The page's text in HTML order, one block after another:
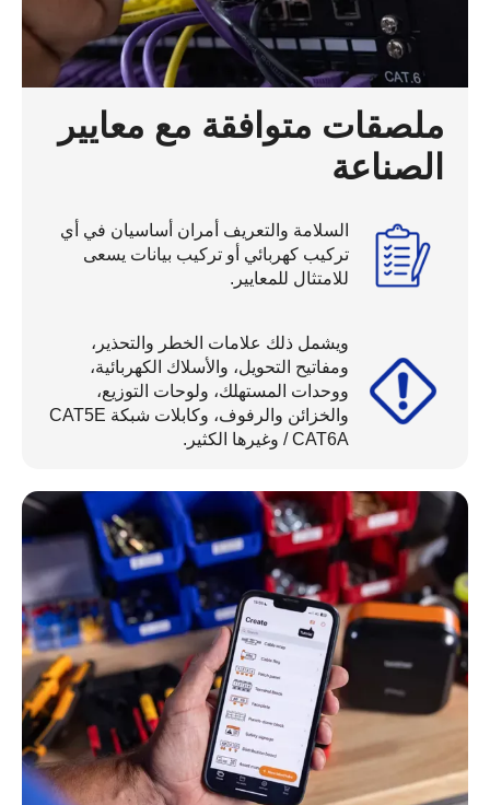
ملصقات متوافقة مع معايير
الصناعة
السلامة والتعريف أمران أساسيان في أي
تركيب كهربائي أو تركيب بيانات يسعى
للامتثال للمعايير.
ويشمل ذلك علامات الخطر والتحذير،
ومفاتيح التحويل، والأسلاك الكهربائية،
ووحدات المستهلك، ولوحات التوزيع،
والخزائن والرفوف، وكابلات شبكة CAT5E
/ CAT6A وغيرها الكثير.